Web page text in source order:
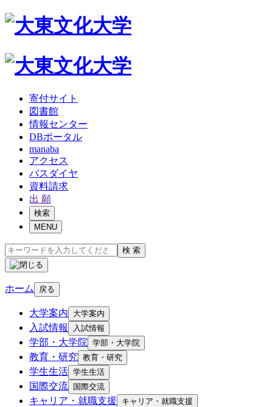
寄付サイト
図書館
情報センター
DBポータル
manaba
アクセス
バスダイヤ
資料請求
出 願
検索
MENU
検 索
ホーム 戻る
大学案内 大学案内
入試情報 入試情報
学部・大学院 学部・大学院
教育・研究 教育・研究
学生生活 学生生活
国際交流 国際交流
キャリア・就職支援 キャリア・就職支援